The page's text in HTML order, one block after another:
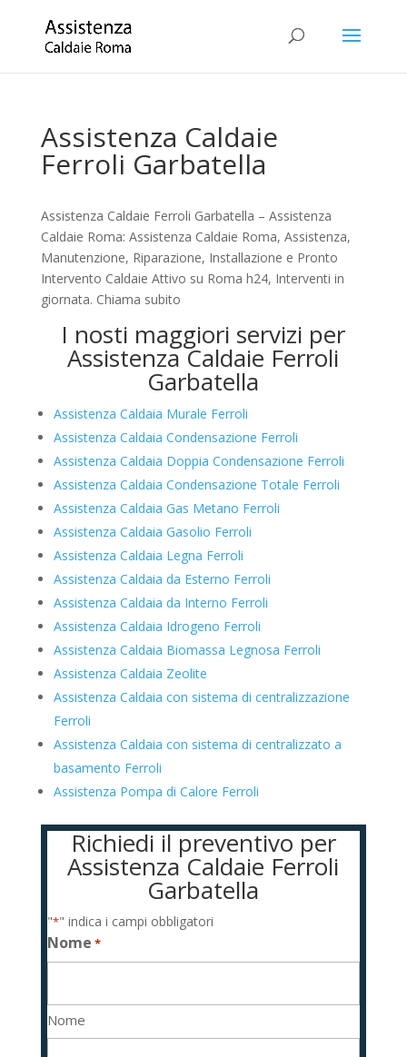
Assistenza Caldaie
Ferroli Garbatella
Assistenza Caldaie Ferroli Garbatella – Assistenza
Caldaie Roma: Assistenza Caldaie Roma, Assistenza,
Manutenzione, Riparazione, Installazione e Pronto
Intervento Caldaie Attivo su Roma h24, Interventi in
giornata. Chiama subito
I nosti maggiori servizi per
Assistenza Caldaie Ferroli
Garbatella
Assistenza Caldaia Murale Ferroli
Assistenza Caldaia Condensazione Ferroli
Assistenza Caldaia Doppia Condensazione Ferroli
Assistenza Caldaia Condensazione Totale Ferroli
Assistenza Caldaia Gas Metano Ferroli
Assistenza Caldaia Gasolio Ferroli
Assistenza Caldaia Legna Ferroli
Assistenza Caldaia da Esterno Ferroli
Assistenza Caldaia da Interno Ferroli
Assistenza Caldaia Idrogeno Ferroli
Assistenza Caldaia Biomassa Legnosa Ferroli
Assistenza Caldaia Zeolite
Assistenza Caldaia con sistema di centralizzazione
Ferroli
Assistenza Caldaia con sistema di centralizzato a
basamento Ferroli
Assistenza Pompa di Calore Ferroli
Richiedi il preventivo per
Assistenza Caldaie Ferroli
Garbatella
"*" indica i campi obbligatori
Nome *
Nome